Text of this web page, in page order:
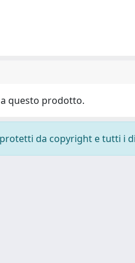
questo prodotto.
da copyright e tutti i